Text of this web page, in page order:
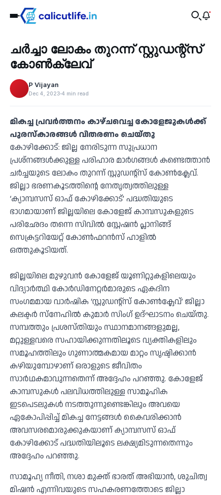
‹
Education
ചർച്ചാ ലോകം തുറന്ന് സ്റ്റുഡന്റ്‌സ്
കോൺക്ലേവ്
P Vijayan
Dec 4, 2023 4 min read
മികച്ച പ്രവർത്തനം കാഴ്ചവെച്ച കോളേജുകൾക്ക്
പുരസ്‌കാരങ്ങൾ വിതരണം ചെയ്തു
കോഴിക്കോട്: ജില്ല നേരിടുന്ന സുപ്രധാന
പ്രശ്‌നങ്ങൾക്കുള്ള പരിഹാര മാർഗങ്ങൾ കണ്ടെത്താൻ
ചർച്ചയുടെ ലോകം തുറന്ന് സ്റ്റുഡന്റ്‌സ് കോൺക്ലേവ്.
ജില്ലാ ഭരണകൂടത്തിന്റെ നേതൃത്വത്തിലുള്ള
‘ക്യാമ്പസസ് ഓഫ് കോഴിക്കോട്’ പദ്ധതിയുടെ
ഭാഗമായാണ് ജില്ലയിലെ കോളേജ് കാമ്പസുകളുടെ
പരിഛേദം തന്നെ സിവിൽ സ്റ്റേഷൻ പ്ലാനിങ്ങ്
സെക്രട്ടറിയേറ്റ് കോൺഫറൻസ് ഹാളിൽ
ഒത്തുകൂടിയത്.
ജില്ലയിലെ മുഴുവൻ കോളേജ് യൂണിറ്റുകളിലെയും
വിദ്യാർത്ഥി കോർഡിനേറ്റർമാരുടെ ഏകദിന
സംഗമമായ വാർഷിക ‘സ്റ്റുഡന്റ്‌സ് കോൺക്ലേവ്’ ജില്ലാ
കലക്ടർ സ്‌നേഹിൽ കുമാർ സിംഗ് ഉദ്ഘാടനം ചെയ്തു.
സമ്പത്തും പ്രശസ്തിയും സ്ഥാനമാനങ്ങളുമല്ല,
മറ്റുള്ളവരെ സഹായിക്കുന്നതിലൂടെ വ്യക്തികളിലും
സമൂഹത്തിലും ഗുണാത്മകമായ മാറ്റം സൃഷ്ടിക്കാൻ
കഴിയുമ്പോഴാണ് ഒരാളുടെ ജീവിതം
സാർഥകമാവുന്നതെന്ന് അദ്ദേഹം പറഞ്ഞു. കോളേജ്
കാമ്പസുകൾ പലവിധത്തിലുള്ള സാമൂഹിക
ഇടപെടലുകൾ നടത്തുന്നുണ്ടെങ്കിലും അവയെ
ഏകോപിപ്പിച്ച് മികച്ച നേട്ടങ്ങൾ കൈവരിക്കാൻ
അവസരമൊരുക്കുകയാണ് ക്യാമ്പസസ് ഓഫ്
കോഴിക്കോട് പദ്ധതിയിലൂടെ ലക്ഷ്യമിടുന്നതെന്നും
അദ്ദേഹം പറഞ്ഞു.
സാമൂഹ്യ നീതി, നശാ മുക്ത് ഭാരത് അഭിയാൻ, ശുചിത്വ
മിഷൻ എന്നിവയുടെ സഹകരണത്തോടെ ജില്ലാ